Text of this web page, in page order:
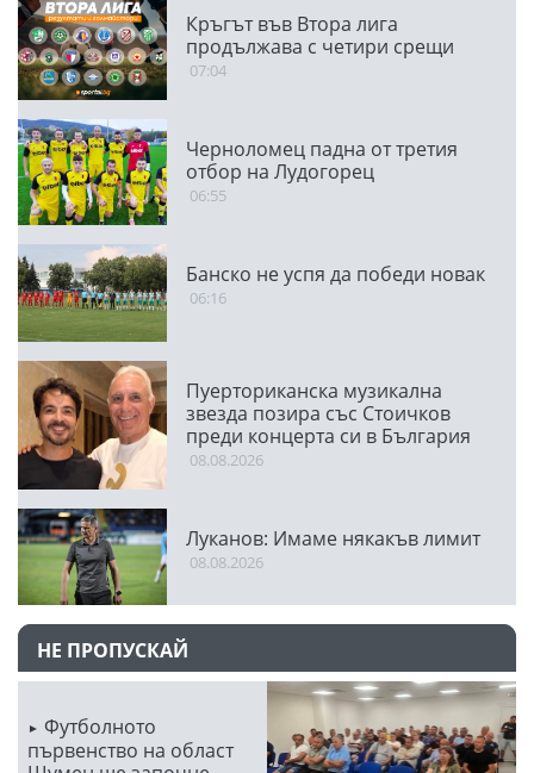
Кръгът във Втора лига
продължава с четири срещи
07:04
Черноломец падна от третия
отбор на Лудогорец
06:55
Банско не успя да победи новак
06:16
Пуерториканска музикална
звезда позира със Стоичков
преди концерта си в България
08.08.2026
Луканов: Имаме някакъв лимит
08.08.2026
НЕ ПРОПУСКАЙ
Футболното
първенство на област